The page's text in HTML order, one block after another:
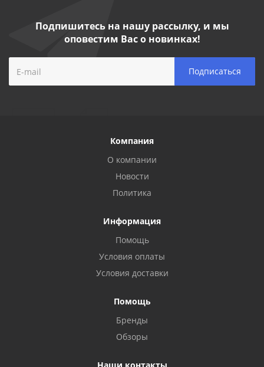
Подпишитесь на нашу рассылку, и мы
оповестим Вас о новинках!
Компания
О компании
Новости
Политика
Информация
Помощь
Условия оплаты
Условия доставки
Помощь
Бренды
Обзоры